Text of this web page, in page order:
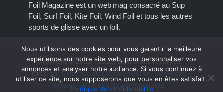
Foil Magazine est un web mag consacré au Sup
Foil, Surf Foil, Kite Foil, Wind Foil et tous les autres
sports de glisse avec un foil.
Copyright © 2012 - 2023, tous droits réservés.
Créé par Extremotion Communication-Mentions
légales
-Politique de confidentialité
Nous utilisons des cookies pour vous garantir la meilleure
expérience sur notre site web, pour personnaliser vos
annonces et analyser notre audiance. Si vous continuez à
utiliser ce site, nous supposerons que vous en êtes satisfait.
Politique de confidentialité